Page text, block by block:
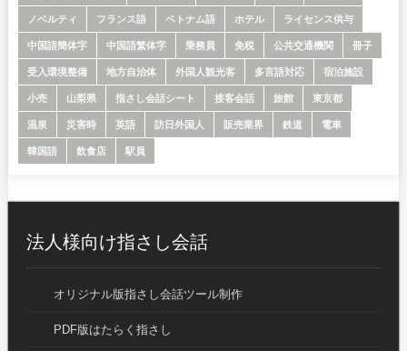
ノベルティ
フランス語 ベトナム語 ホテル
ライセンス供与
中国語簡体字
中国語繁体字 乗務員 免税 公共交通機関
冊子
受入環境整備
地方自治体 外国人観光客 多言語対応
宿泊施設
小売
山梨県 指さし会話シート 接客会話 旅館
東京都
温泉
災害時 英語 訪日外国人 販売業界 鉄道
電車
韓国語
飲食店 駅員
法人様向け指さし会話
オリジナル版指さし会話ツール制作
PDF版はたらく指さし